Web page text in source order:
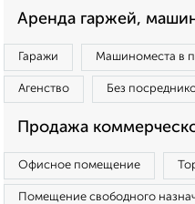
Аренда гаржей,
Гаражи Машиноместа в
Агенство Без
Продажа
Офисное помещение
Помещение свободного